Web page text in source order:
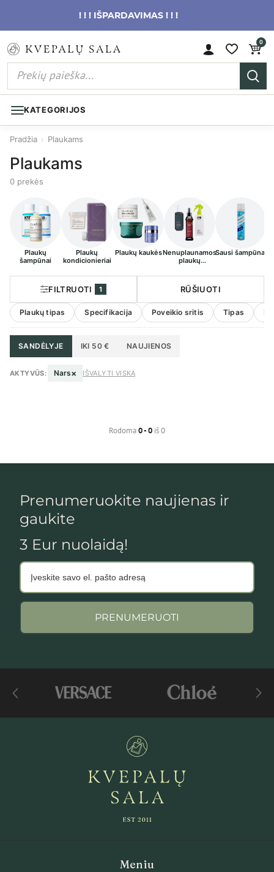
! ! ! IŠPARDAVIMAS ! ! !
0
KATEGORIJOS
Pradžia › Plaukams
Plaukams
0 prekės
Plaukų
šampūnai
Plaukų
kondicionieriai
Plaukų kaukėsNenuplaunamos
plaukų
priemonės
Sausi šampūnai
FILTRUOTI 1
Plaukų tipas Specifikacija Poveikio sritis Tipas
RŪŠIUOTI
SANDĖLYJE IKI 50 € NAUJIENOS
AKTYVŪS: Nars× IŠVALYTI VISKĄ
Rodoma0 - 0 iš 0
Prenumeruokite naujienas ir
gaukite
3 Eur nuolaidą!
PRENUMERUOTI
Meniu